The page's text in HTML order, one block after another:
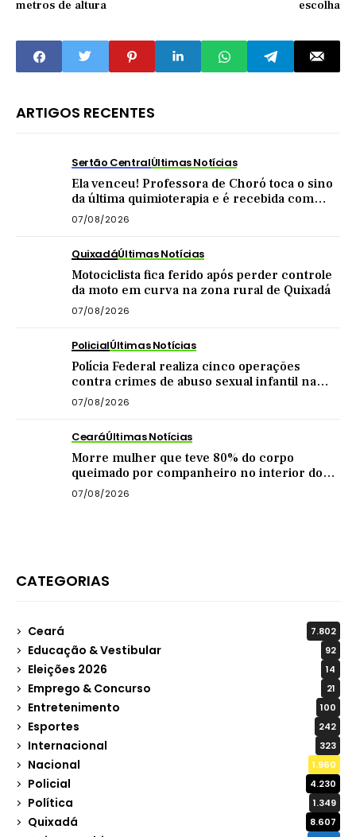
metros de altura escolha
ARTIGOS RECENTES
Sertão CentralÚltimas Notícias
Ela venceu! Professora de Choró toca o sino
da última quimioterapia e é recebida com
carreata
07/08/2026
QuixadáÚltimas Notícias
Motociclista fica ferido após perder controle
da moto em curva na zona rural de Quixadá
07/08/2026
PolicialÚltimas Notícias
Polícia Federal realiza cinco operações
contra crimes de abuso sexual infantil na
internet
07/08/2026
CearáÚltimas Notícias
Morre mulher que teve 80% do corpo
queimado por companheiro no interior do
Ceará
07/08/2026
CATEGORIAS
Ceará 7.802
Educação & Vestibular 92
Eleições 2026 14
Emprego & Concurso 21
Entretenimento 100
Esportes 242
Internacional 323
Nacional 1.960
Policial 4.230
Política 1.349
Quixadá 8.607